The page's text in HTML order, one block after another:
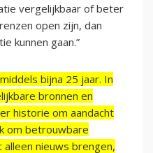
vergelijkbaar of beter
open zijn, dan
kunnen gaan.”
bijna 25 jaar. In
bronnen en
historie om aandacht
om betrouwbare
nieuws brengen,